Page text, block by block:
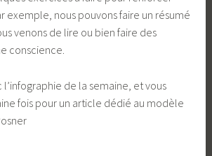
exemple, nous pouvons faire un résumé
venons de lire ou bien faire des
conscience.
l’infographie de la semaine, et vous
fois pour un article dédié au modèle